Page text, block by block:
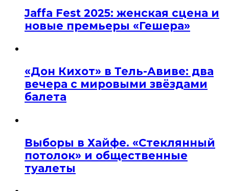
Jaffa Fest 2025: женская сцена и
новые премьеры «Гешера»
«Дон Кихот» в Тель-Авиве: два
вечера с мировыми звёздами
балета
Выборы в Хайфе. «Стеклянный
потолок» и общественные
туалеты